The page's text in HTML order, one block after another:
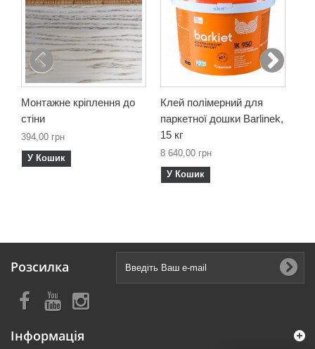
Монтажне кріплення до
стіни
394,00 грн
У Кошик
Клей полімерний для
паркетної дошки Barlinek,
15 кг
8 640,00 грн
У Кошик
Розсилка
Інформація